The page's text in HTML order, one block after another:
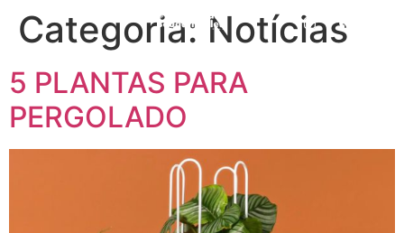
Categoria: Notícias
5 PLANTAS PARA
PERGOLADO